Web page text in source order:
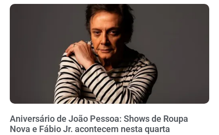
Aniversário de João Pessoa: Shows de Roupa
Nova e Fábio Jr. acontecem nesta quarta